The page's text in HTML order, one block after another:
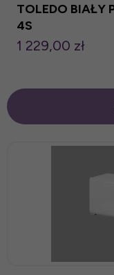
TOLEDO BIAŁY
4S
1 229,00 zł